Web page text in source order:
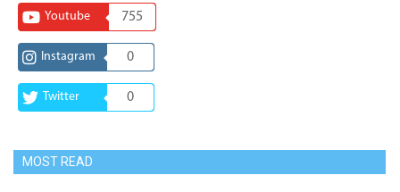
Youtube 755
Instagram 0
Twitter 0
MOST READ